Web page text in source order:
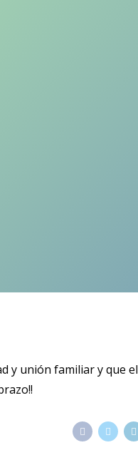
y unión familiar y que el